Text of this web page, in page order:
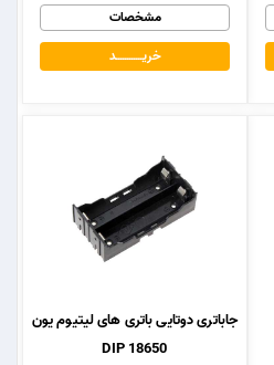
مشخصات
خریــــــــــــد
جاباتری دوتایی باتری های لیتیوم یون
18650 DIP